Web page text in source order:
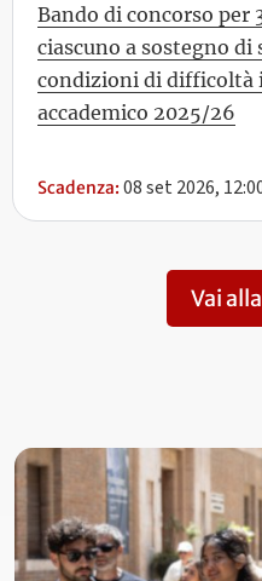
Bando di concorso per
ciascuno a sostegno
condizioni di difficoltà
accademico 2025/26
Scadenza: 08 set 2026,
Vai